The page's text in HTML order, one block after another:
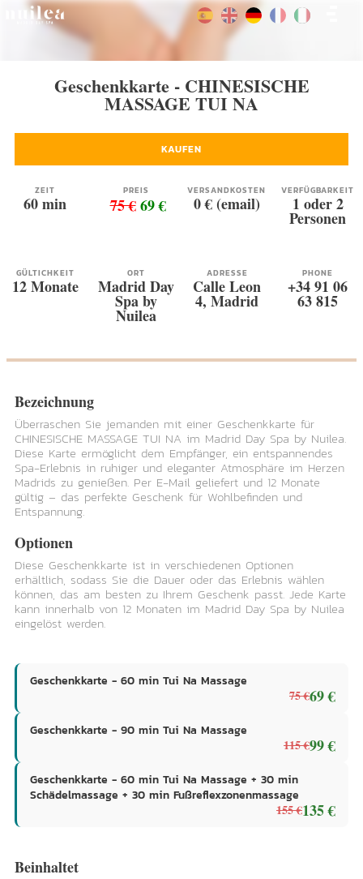
Geschenkkarte - CHINESISCHE
MASSAGE TUI NA
KAUFEN
ZEIT
60 min
PREIS
75 € 69 €
VERSANDKOSTEN
0 € (email)
VERFÜGBARKEIT
1 oder 2
Personen
GÜLTICHKEIT
12 Monate
ORT
Madrid Day
Spa by
Nuilea
ADRESSE
Calle Leon
4, Madrid
PHONE
+34 91 06
63 815
Bezeichnung
Überraschen Sie jemanden mit einer Geschenkkarte für
CHINESISCHE MASSAGE TUI NA im Madrid Day Spa by Nuilea.
Diese Karte ermöglicht dem Empfänger, ein entspannendes
Spa-Erlebnis in ruhiger und eleganter Atmosphäre im Herzen
Madrids zu genießen. Per E-Mail geliefert und 12 Monate
gültig – das perfekte Geschenk für Wohlbefinden und
Entspannung.
Optionen
Diese Geschenkkarte ist in verschiedenen Optionen
erhältlich, sodass Sie die Dauer oder das Erlebnis wählen
können, das am besten zu Ihrem Geschenk passt. Jede Karte
kann innerhalb von 12 Monaten im Madrid Day Spa by Nuilea
eingelöst werden.
Geschenkkarte - 60 min Tui Na Massage
75 €69 €
Geschenkkarte - 90 min Tui Na Massage
115 €99 €
Geschenkkarte - 60 min Tui Na Massage + 30 min
Schädelmassage + 30 min Fußreflexzonenmassage
155 €135 €
Beinhaltet